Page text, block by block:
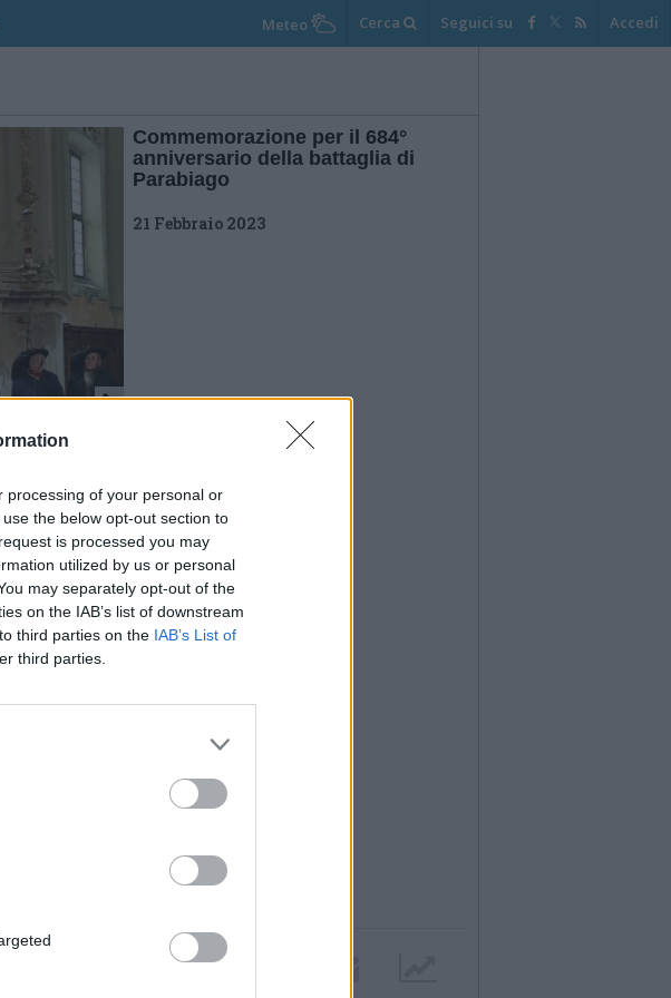
processing of your personal or
the below opt-out section to
is processed you may
utilized by us or personal
may separately opt-out of the
on the IAB’s list of downstream
third parties on the IAB’s List of
third parties.
Meteo Cerca Seguici su Accedi
per la
Commemorazione per il 684°
anniversario della battaglia di
Parabiago
21 Febbraio 2023